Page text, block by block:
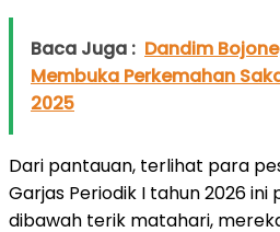
Baca Juga : Dandim
Membuka Perkemahan
2025
Dari pantauan, terlihat para
Garjas Periodik I tahun 2026
dibawah terik matahari,